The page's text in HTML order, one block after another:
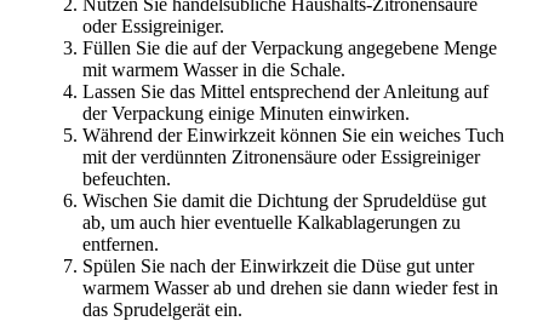
oder Essigreiniger.
Füllen Sie die auf der Verpackung angegebene Menge
mit warmem Wasser in die Schale.
Lassen Sie das Mittel entsprechend der Anleitung auf
der Verpackung einige Minuten einwirken.
Während der Einwirkzeit können Sie ein weiches Tuch
mit der verdünnten Zitronensäure oder Essigreiniger
befeuchten.
Wischen Sie damit die Dichtung der Sprudeldüse gut
ab, um auch hier eventuelle Kalkablagerungen zu
entfernen.
Spülen Sie nach der Einwirkzeit die Düse gut unter
warmem Wasser ab und drehen sie dann wieder fest in
das Sprudelgerät ein.